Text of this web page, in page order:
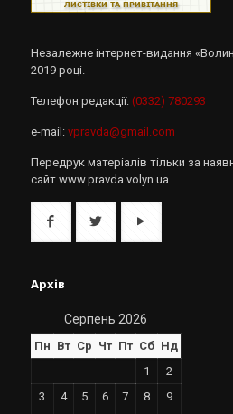
Незалежне інтернет-видання
2019 році.
Телефон редакції: (0332) 780293
e-mail: vpravda@gmail.com
Передрук матеріалів тільки за
сайт www.pravda.volyn.ua
Архів
Серпень 2026
Пн Вт Ср Чт Пт Сб Нд
1
2
3
4 5 6 7 8
9